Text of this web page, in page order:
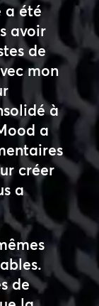
a été
avoir
de
mon
à
a
créer
a
de